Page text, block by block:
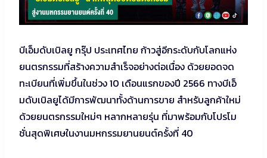
บีเอ็มดับเบิลยู กรุ๊ป ประเทศไทย ก้าวสู่อีกระดับกับโลกแห่ง
ยนตรกรรมที่สร้างความสำเร็จอย่างต่อเนื่อง ด้วยยอดจด
ทะเบียนที่เพิ่มขึ้นในช่วง 10 เดือนแรกของปี 2566 ทางบีเอ็
มดับเบิลยูได้มีการพัฒนาทั้งด้านการขาย สำหรับลูกค้าใหม่
ด้วยยนตรกรรมใหม่ๆ หลากหลายรุ่น ที่มาพร้อมกับโปรโม
ชั่นสุดพิเศษในงานมหกรรมยานยนต์ครั้งที่ 40